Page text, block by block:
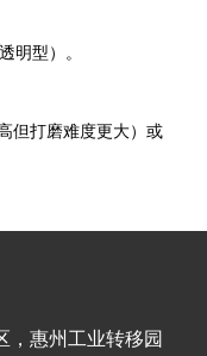
明型）。
但打磨难度更大）或
，惠州工业转移园